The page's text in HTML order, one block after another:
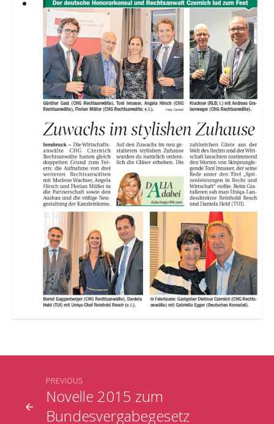
Novelle 2015 zum
Bundesvergabegesetz
PREVIOUS